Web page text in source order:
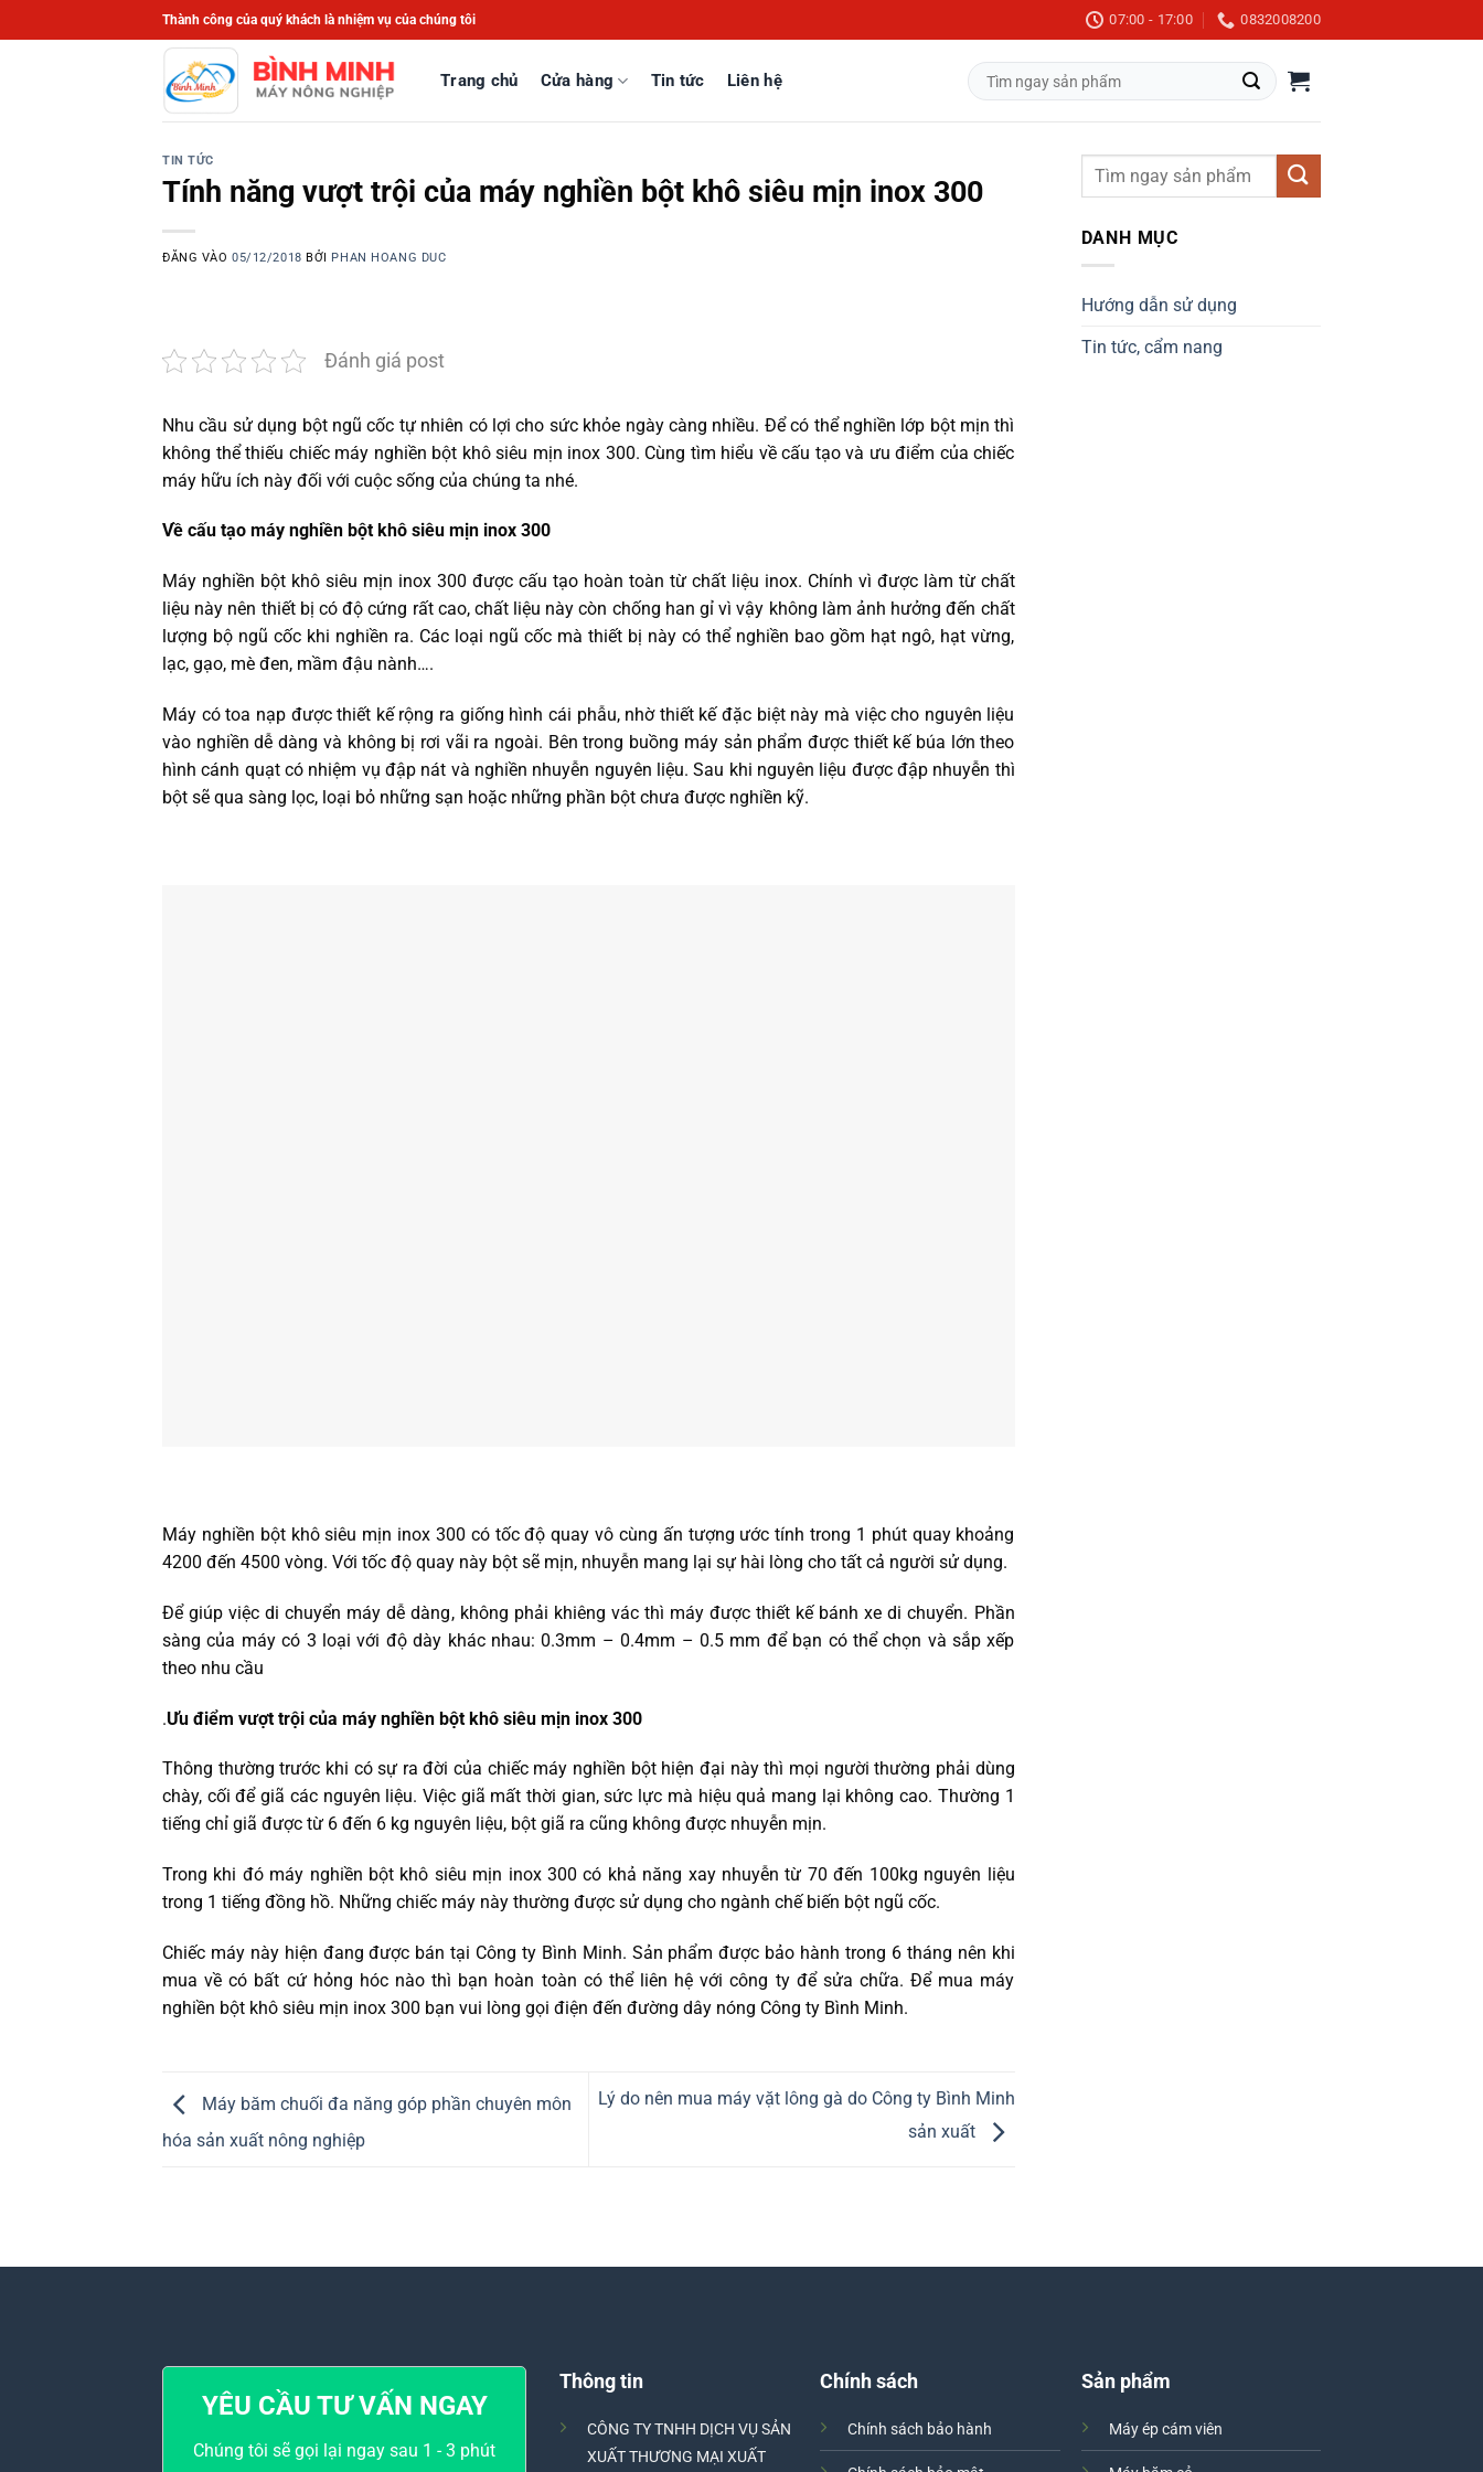
qua
Thành công của quý khách là nhiệm vụ của chúng tôi 07:00 - 17:00 0832008200
Trang chủ Cửa hàng Tin tức Liên hệ
Tìm
kiếm:
TIN TỨC
Tính năng vượt trội của máy nghiền bột khô siêu mịn inox 300
ĐĂNG VÀO05/12/2018 BỞI PHAN HOANG DUC
Đánh giá post
Nhu cầu sử dụng bột ngũ cốc tự nhiên có lợi cho sức khỏe ngày càng nhiều. Để có thể nghiền lớp bột mịn thì
không thể thiếu chiếc máy nghiền bột khô siêu mịn inox 300. Cùng tìm hiểu về cấu tạo và ưu điểm của chiếc
máy hữu ích này đối với cuộc sống của chúng ta nhé.
Về cấu tạo máy nghiền bột khô siêu mịn inox 300
Máy nghiền bột khô siêu mịn inox 300 được cấu tạo hoàn toàn từ chất liệu inox. Chính vì được làm từ chất
liệu này nên thiết bị có độ cứng rất cao, chất liệu này còn chống han gỉ vì vậy không làm ảnh hưởng đến chất
lượng bộ ngũ cốc khi nghiền ra. Các loại ngũ cốc mà thiết bị này có thể nghiền bao gồm hạt ngô, hạt vừng,
lạc, gạo, mè đen, mầm đậu nành….
Máy có toa nạp được thiết kế rộng ra giống hình cái phẫu, nhờ thiết kế đặc biệt này mà việc cho nguyên liệu
vào nghiền dễ dàng và không bị rơi vãi ra ngoài. Bên trong buồng máy sản phẩm được thiết kế búa lớn theo
hình cánh quạt có nhiệm vụ đập nát và nghiền nhuyễn nguyên liệu. Sau khi nguyên liệu được đập nhuyễn thì
bột sẽ qua sàng lọc, loại bỏ những sạn hoặc những phần bột chưa được nghiền kỹ.
Máy nghiền bột khô siêu mịn inox 300 có tốc độ quay vô cùng ấn tượng ước tính trong 1 phút quay khoảng
4200 đến 4500 vòng. Với tốc độ quay này bột sẽ mịn, nhuyễn mang lại sự hài lòng cho tất cả người sử dụng.
Để giúp việc di chuyển máy dễ dàng, không phải khiêng vác thì máy được thiết kế bánh xe di chuyển. Phần
sàng của máy có 3 loại với độ dày khác nhau: 0.3mm – 0.4mm – 0.5 mm để bạn có thể chọn và sắp xếp
theo nhu cầu
.Ưu điểm vượt trội của máy nghiền bột khô siêu mịn inox 300
Thông thường trước khi có sự ra đời của chiếc máy nghiền bột hiện đại này thì mọi người thường phải dùng
chày, cối để giã các nguyên liệu. Việc giã mất thời gian, sức lực mà hiệu quả mang lại không cao. Thường 1
tiếng chỉ giã được từ 6 đến 6 kg nguyên liệu, bột giã ra cũng không được nhuyễn mịn.
Trong khi đó máy nghiền bột khô siêu mịn inox 300 có khả năng xay nhuyễn từ 70 đến 100kg nguyên liệu
trong 1 tiếng đồng hồ. Những chiếc máy này thường được sử dụng cho ngành chế biến bột ngũ cốc.
Chiếc máy này hiện đang được bán tại Công ty Bình Minh. Sản phẩm được bảo hành trong 6 tháng nên khi
mua về có bất cứ hỏng hóc nào thì bạn hoàn toàn có thể liên hệ với công ty để sửa chữa. Để mua máy
nghiền bột khô siêu mịn inox 300 bạn vui lòng gọi điện đến đường dây nóng Công ty Bình Minh.
Máy băm chuối đa năng góp phần chuyên môn
hóa sản xuất nông nghiệp
Lý do nên mua máy vặt lông gà do Công ty Bình Minh
sản xuất
DANH MỤC
Hướng dẫn sử dụng
Tin tức, cẩm nang
YÊU CẦU TƯ VẤN NGAY
Chúng tôi sẽ gọi lại ngay sau 1 - 3 phút
Thông tin
CÔNG TY TNHH DỊCH VỤ SẢN
XUẤT THƯƠNG MẠI XUẤT
Chính sách
Chính sách bảo hành
Sản phẩm
Máy ép cám viên